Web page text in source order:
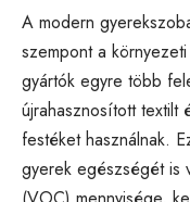
A modern
szempont a
gyártók egyre több
újrahasznosított textilt
festéket használnak.
gyerek egészségét is